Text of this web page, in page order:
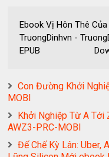
Ebook Vị Hôn Thê
TruongDinhvn -
EPUB
Con Đường Khởi
MOBI
Khởi Nghiệp Từ A Tới
AWZ3-PRC-MOBI
Đế Chế Kỳ Lân: Uber,